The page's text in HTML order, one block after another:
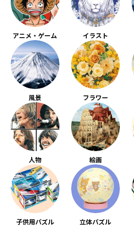
アニメ・ゲーム イラスト
風景 フラワー
人物 絵画
子供用パズル 立体パズル